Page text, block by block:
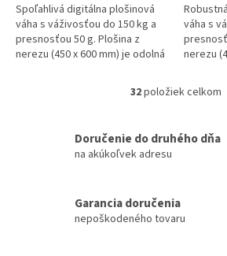
Spoľahlivá digitálna plošinová
váha s váživosťou do 150 kg a
presnosťou 50 g. Plošina z
nerezu (450 x 600 mm) je odolná
Cena zahŕňa úradné overenie....
váha s
nerezu
Cena
O
á
i
e
32položiek celkom
Doručenie do druhého dňa
na akúkoľvek adresu
Garancia doručenia
nepoškodeného tovaru